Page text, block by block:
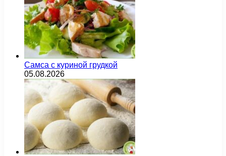
Самса с куриной грудкой
05.08.2026